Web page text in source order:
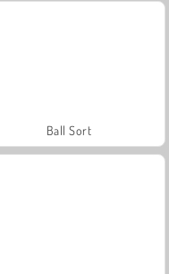
Ball Sort